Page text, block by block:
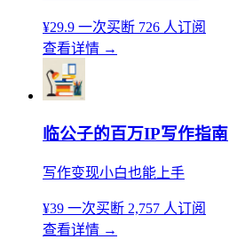
¥29.9 一次买断 726 人订阅
查看详情 →
临公子的百万IP写作指南
写作变现小白也能上手
¥39 一次买断 2,757 人订阅
查看详情 →